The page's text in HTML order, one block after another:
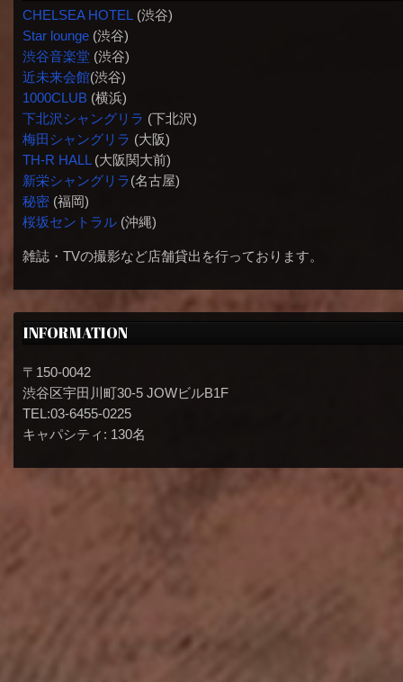
CHELSEA HOTEL (渋谷)
Star lounge(渋谷)
渋谷音楽堂(渋谷)
近未来会館(渋谷)
1000CLUB(横浜)
下北沢シャングリラ (下北沢)
梅田シャングリラ (大阪)
TH-R HALL(大阪関大前)
新栄シャングリラ(名古屋)
秘密(福岡)
桜坂セントラル(沖縄)
雑誌・TVの撮影など店舗貸出を行っております。
INFORMATION
〒150-0042
渋谷区宇田川町30-5 JOWビルB1F
TEL:03-6455-0225
キャパシティ: 130名